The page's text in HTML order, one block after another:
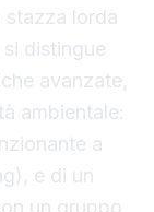
stazza lorda
distingue
avanzate,
ambientale:
a
e di un
un gruppo